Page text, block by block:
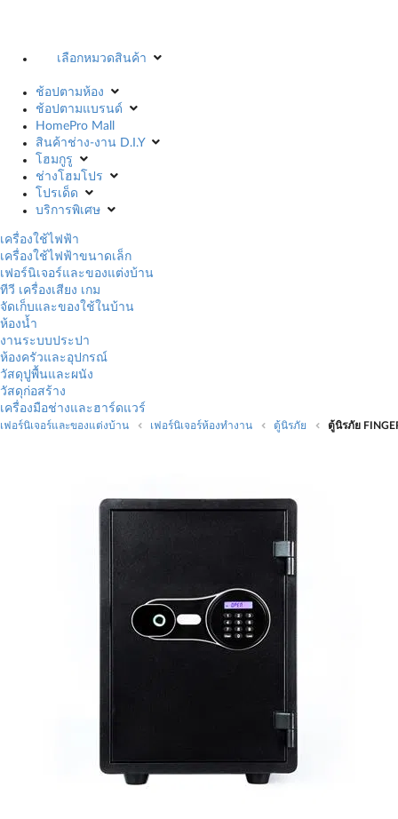
เลือกหมวดสินค้า
ช้อปตามห้อง
ช้อปตามแบรนด์
HomePro Mall
สินค้าช่าง-งาน D.I.Y
โฮมกูรู
ช่างโฮมโปร
โปรเด็ด
บริการพิเศษ
เครื่องใช้ไฟฟ้า
เครื่องใช้ไฟฟ้าขนาดเล็ก
เฟอร์นิเจอร์และของแต่งบ้าน
ทีวี เครื่องเสียง เกม
จัดเก็บและของใช้ในบ้าน
ห้องน้ำ
งานระบบประปา
ห้องครัวและอุปกรณ์
วัสดุปูพื้นและผนัง
วัสดุก่อสร้าง
เครื่องมือช่างและฮาร์ดแวร์
เฟอร์นิเจอร์และของแต่งบ้าน เฟอร์นิเจอร์ห้องทำงาน ตู้นิรภัย ตู้นิรภัย